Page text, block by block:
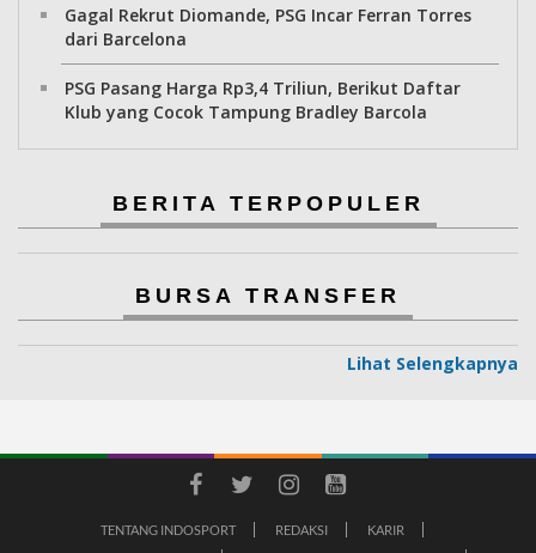
Gagal Rekrut Diomande, PSG Incar Ferran Torres
dari Barcelona
PSG Pasang Harga Rp3,4 Triliun, Berikut Daftar
Klub yang Cocok Tampung Bradley Barcola
BERITA TERPOPULER
BURSA TRANSFER
Lihat Selengkapnya
TENTANG INDOSPORT REDAKSI
KARIR